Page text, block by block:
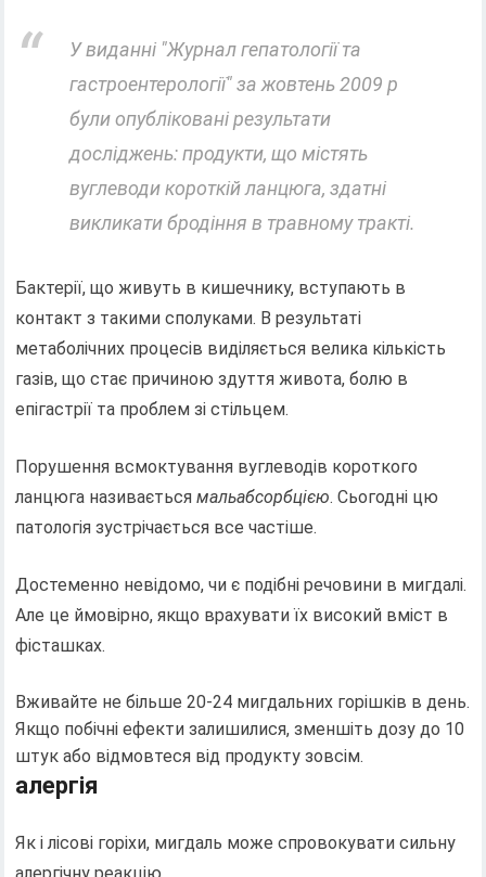
У виданні "Журнал гепатології та
гастроентерології" за жовтень 2009 р
були опубліковані результати
досліджень: продукти, що містять
вуглеводи короткій ланцюга, здатні
викликати бродіння в травному тракті.
Бактерії, що живуть в кишечнику, вступають в
контакт з такими сполуками. В результаті
метаболічних процесів виділяється велика кількість
газів, що стає причиною здуття живота, болю в
епігастрії та проблем зі стільцем.
Порушення всмоктування вуглеводів короткого
ланцюга називаєтьсямальабсорбцією. Сьогодні цю
патологія зустрічається все частіше.
Достеменно невідомо, чи є подібні речовини в мигдалі.
Але це ймовірно, якщо врахувати їх високий вміст в
фісташках.
Вживайте не більше 20-24 мигдальних горішків в день.
Якщо побічні ефекти залишилися, зменшіть дозу до 10
штук або відмовтеся від продукту зовсім.
алергія
Як і лісові горіхи, мигдаль може спровокувати сильну
алергічну реакцію.